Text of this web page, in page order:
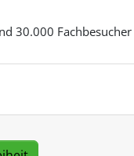
30.000